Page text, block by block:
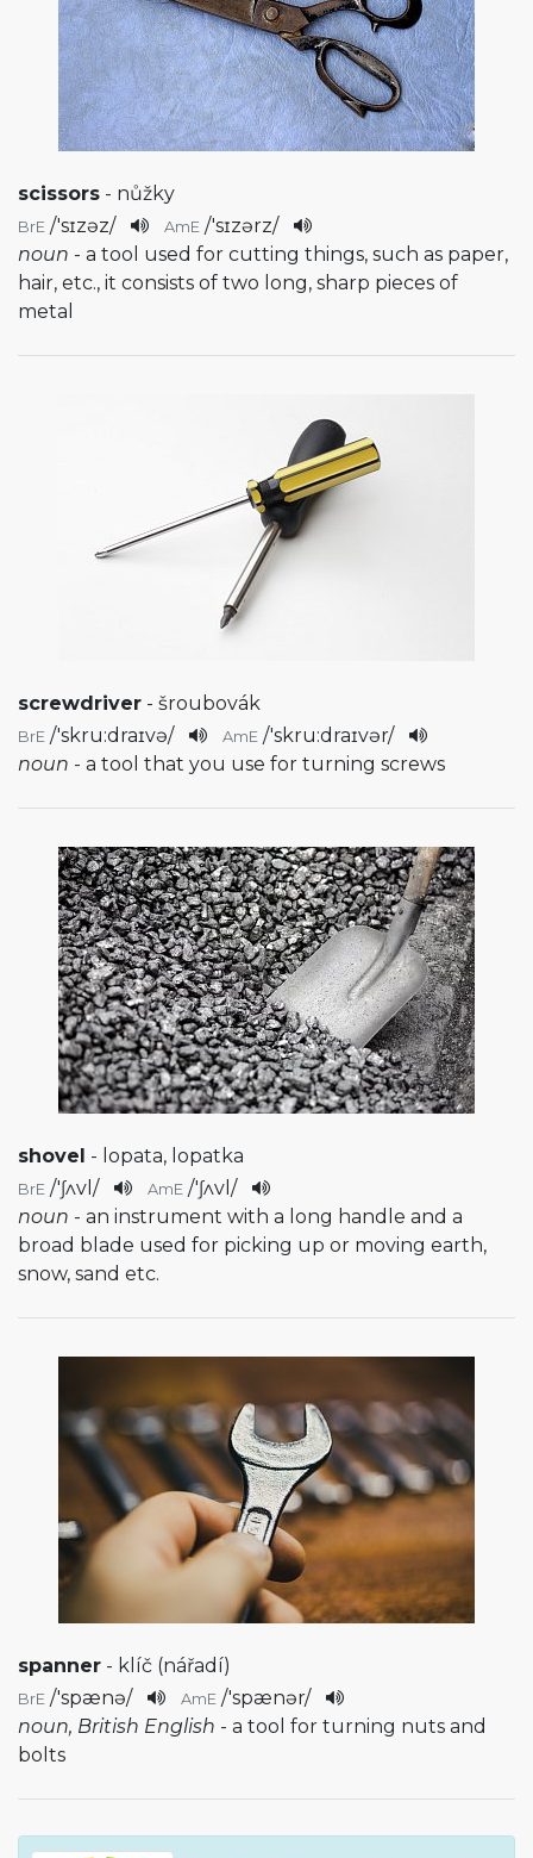
scissors - nůžky
BrE /'sɪzəz/ AmE /'sɪzərz/
noun - a tool used for cutting things, such as paper,
hair, etc., it consists of two long, sharp pieces of
metal
screwdriver - šroubovák
BrE /'skru:draɪvə/ AmE /'skru:draɪvər/
noun - a tool that you use for turning screws
shovel - lopata, lopatka
BrE /'ʃʌvl / AmE /'ʃʌvl /
noun - an instrument with a long handle and a
broad blade used for picking up or moving earth,
snow, sand etc.
spanner - klíč (nářadí)
BrE /'spænə/ AmE /'spænər/
noun, British English - a tool for turning nuts and
bolts